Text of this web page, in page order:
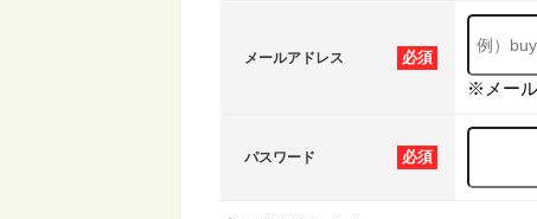
必須
メールアドレス
※メール
必須
パスワード